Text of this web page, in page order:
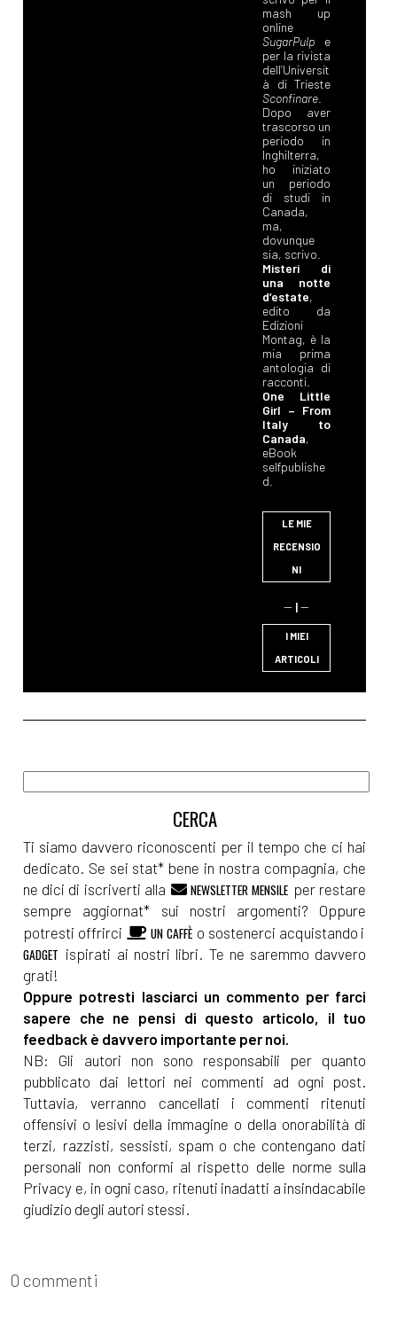
mash up
online
SugarPulp e
per la rivista
dell’Universit
à di Trieste
Sconfinare
Dopo aver
trascorso un
periodo in
Inghilterra,
ho iniziato
un periodo
di studi in
Canada,
ma,
dovunque
sia, scrivo.
Misteri di
una notte
d’estate,
edito da
Edizioni
Montag, è la
mia prima
antologia di
racconti.
One Little
Girl – From
Italy to
Canada,
eBook
selfpublishe
d.
LE MIE
RECENSIO
NI
-- |--
I MIEI
ARTICOLI
Ti siamo davvero riconoscenti per il tempo che ci hai
dedicato. Se sei stat* bene in nostra compagnia, che
ne dici di iscriverti alla
NEWSLETTER MENSILE per restare
sempre aggiornat* sui nostri argomenti? Oppure
potresti offrirci
UN CAFFÈ o sostenerci acquistando i
GADGET ispirati ai nostri libri. Te ne saremmo davvero
grati!
Oppure potresti lasciarci un commento per farci
sapere che ne pensi di questo articolo, il tuo
feedback è davvero importante per noi.
NB: Gli autori non sono responsabili per quanto
pubblicato dai lettori nei commenti ad ogni post.
Tuttavia, verranno cancellati i commenti ritenuti
offensivi o lesivi della immagine o della onorabilità di
terzi, razzisti, sessisti, spam o che contengano dati
personali non conformi al rispetto delle norme sulla
Privacy e, in ogni caso, ritenuti inadatti a insindacabile
giudizio degli autori stessi.
0 commenti